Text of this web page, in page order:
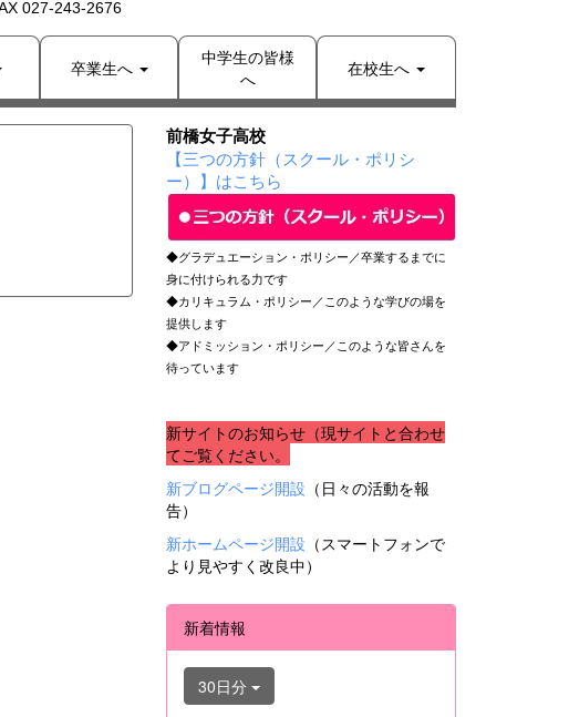
027-243-2676
卒業生へ
中学生の皆様
へ
在校生へ
前橋女子高校
【三つの方針（スクール・ポリシ
ー）】はこちら
◆グラデュエーション・ポリシー／卒業するまでに
身に付けられる力です
◆カリキュラム・ポリシー／このような学びの場を
提供します
◆アドミッション・ポリシー／このような皆さんを
待っています
新サイトのお知らせ（現サイトと合わせ
てご覧ください。
新ブログページ開設 （日々の活動を報
告）
新ホームページ開設 （スマートフォンで
より見やすく改良中）
新着情報
30日分